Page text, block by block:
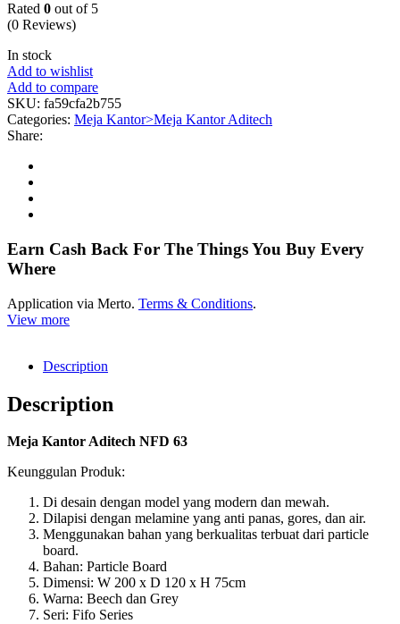
Rated 0 out of 5
(0 Reviews)
In stock
Add to wishlist
Add to compare
SKU: fa59cfa2b755
Categories: Meja Kantor>Meja Kantor Aditech
Share:
Earn Cash Back For The Things You Buy Every
Where
Application via Merto. Terms & Conditions.
View more
Description
Description
Meja Kantor Aditech NFD 63
Keunggulan Produk:
Di desain dengan model yang modern dan mewah.
Dilapisi dengan melamine yang anti panas, gores, dan air.
Menggunakan bahan yang berkualitas terbuat dari particle
board.
Bahan: Particle Board
Dimensi: W 200 x D 120 x H 75cm
Warna: Beech dan Grey
Seri: Fifo Series